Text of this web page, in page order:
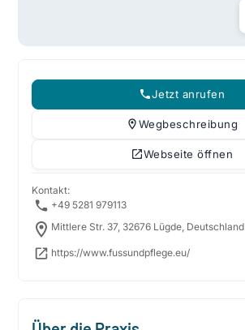
Jetzt anrufen
Wegbeschreibung
Webseite öffnen
Kontakt:
+49 5281 979113
Mittlere Str. 37, 32676 Lügde, Deutschland
https://www.fussundpflege.eu/